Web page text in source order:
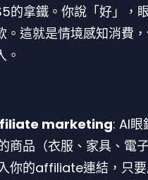
的拿鐵。你說「好」，
。這就是情境感知消費
。
marketing: AI眼
商品（衣服、家具、電
你的affiliate連結，只